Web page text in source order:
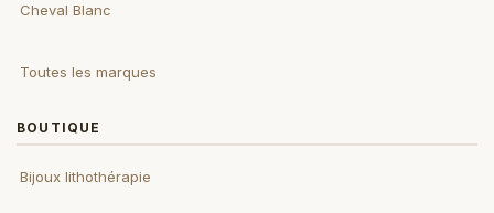
Cheval Blanc
Toutes les marques
BOUTIQUE
Bijoux lithothérapie